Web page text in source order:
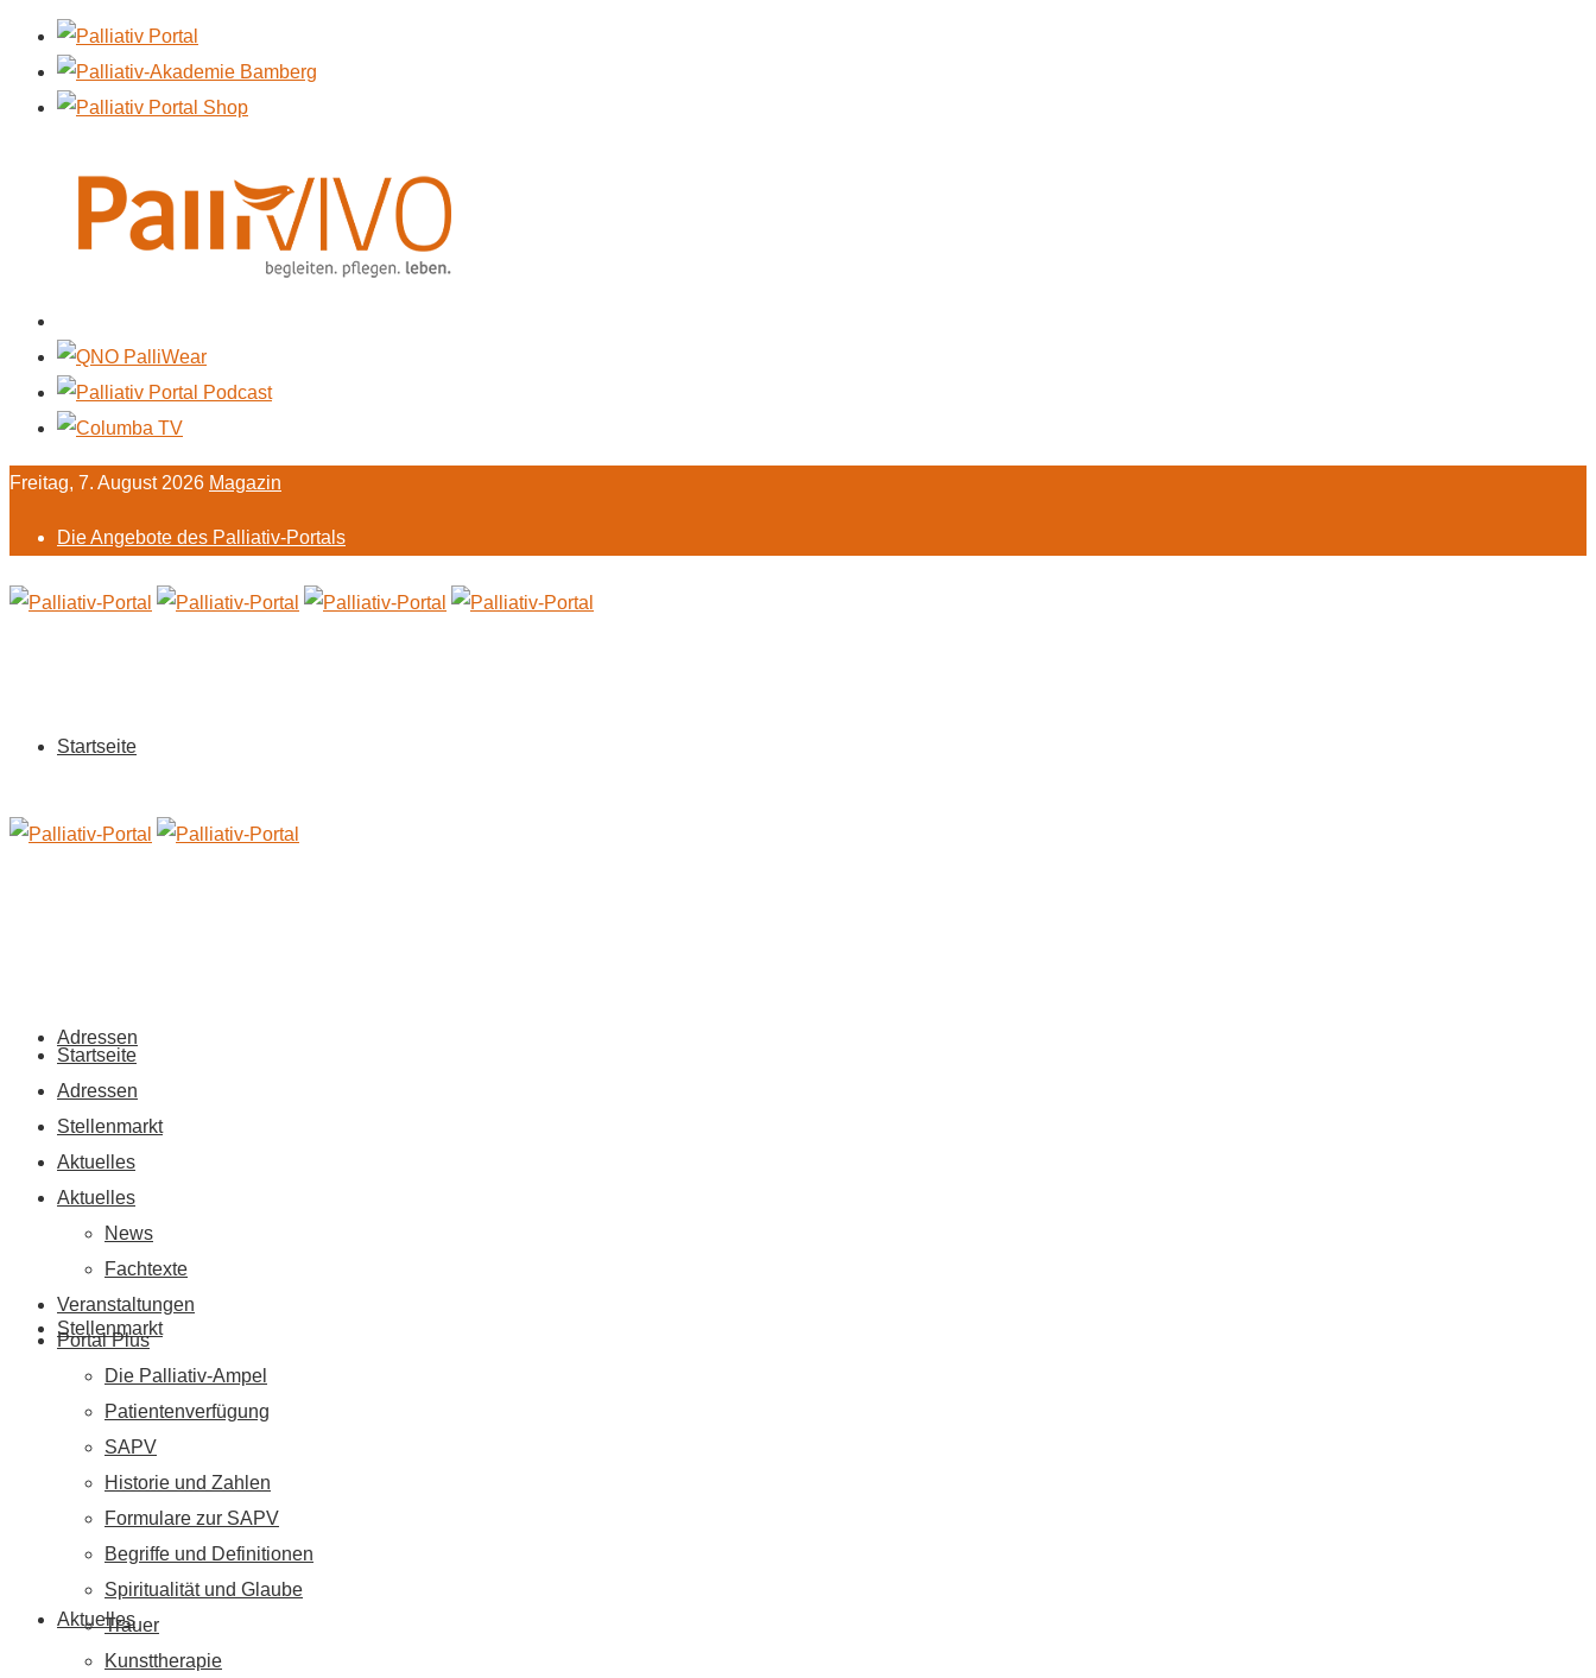
Freitag, 7. August 2026 Magazin
Die Angebote des Palliativ-Portals
Startseite
Adressen
Stellenmarkt
Aktuelles
Startseite
Adressen
Stellenmarkt
Aktuelles
Aktuelles
News
Fachtexte
Veranstaltungen
Portal Plus
Die Palliativ-Ampel
Patientenverfügung
SAPV
Historie und Zahlen
Formulare zur SAPV
Begriffe und Definitionen
Spiritualität und Glaube
Trauer
Kunsttherapie